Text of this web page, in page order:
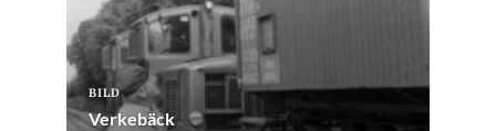
BILD
Verkebäck